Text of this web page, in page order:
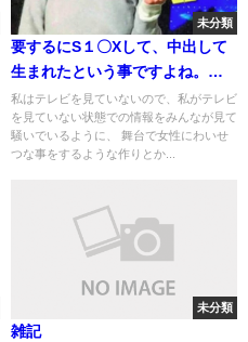
未分類
要するにS１〇Xして、中出して
生まれたという事ですよね。
その報告。 やっていた事を
思い出してしまう
私はテレビを見ていないので、私がテレビ
を見ていない状態での情報をみんなが見て
騒いでいるように、 舞台で女性にわいせ
つな事をするような作りとか...
未分類
雑記